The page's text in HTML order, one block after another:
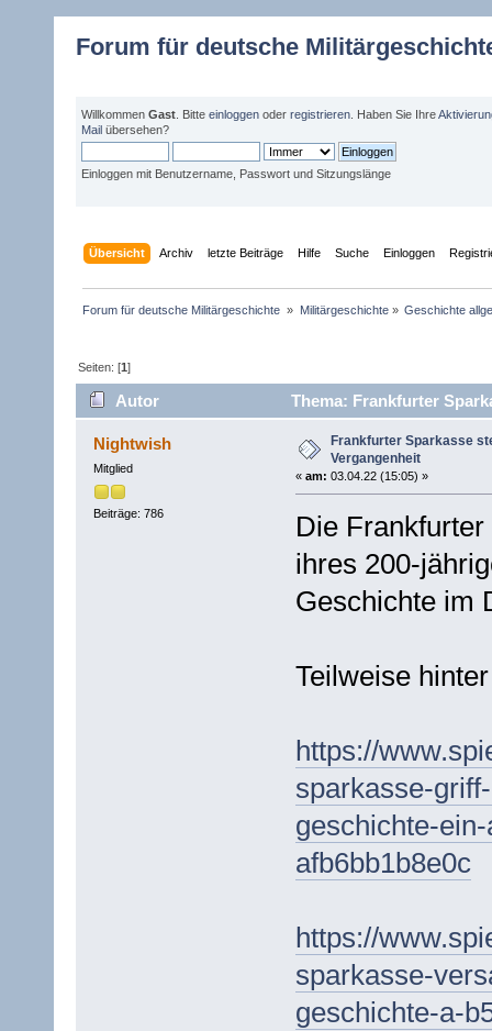
Forum für deutsche
Willkommen Gast . Bitte einloggen oder registrieren . Haben Sie Ihre
Mail übersehen?
Einloggen mit Benutzername, Passwort und Sitzungslänge
Übersicht Archiv letzte Beiträge Hilfe Suche Einloggen
Forum für deutsche Militärgeschichte » Militärgeschichte» Geschichte
Seiten: [1]
Autor Thema: Frankfurter
Nightwish
Mitglied
Beiträge: 786
Frankfurter Sparkasse
Vergangenheit
« am: 03.04.22 (15:05) »
Die
ihres 200-
Geschichte im
Teilweise
https://
sparkasse-
geschichte-
afb6bb1b8e0c
https://
sparkasse-
geschichte-a-